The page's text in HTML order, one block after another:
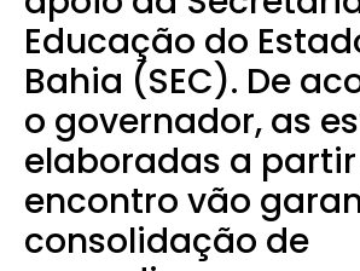
Educação do
Bahia (SEC). De
o governador, as
elaboradas a
encontro vão
consolidação de